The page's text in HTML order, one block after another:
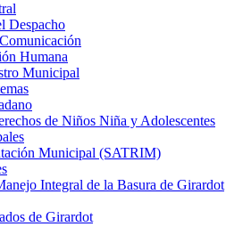
Despacho
Humana
Municipal
de Niños Niña y Adolescentes
Municipal (SATRIM)
Integral de la Basura de Girardot
de Girardot